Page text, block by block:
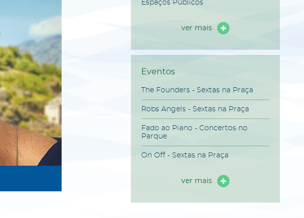
Espaços Públicos
ver mais
Eventos
The Founders - Sextas na Praça
Robs Angels - Sextas na Praça
Fado ao Piano - Concertos no
Parque
On Off - Sextas na Praça
ver mais